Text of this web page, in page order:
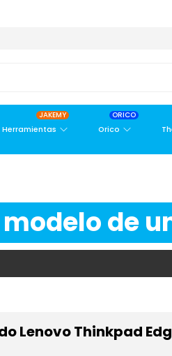
Herramientas
JAKEMY
Orico
ORICO
de
Lenovo Thinkpad